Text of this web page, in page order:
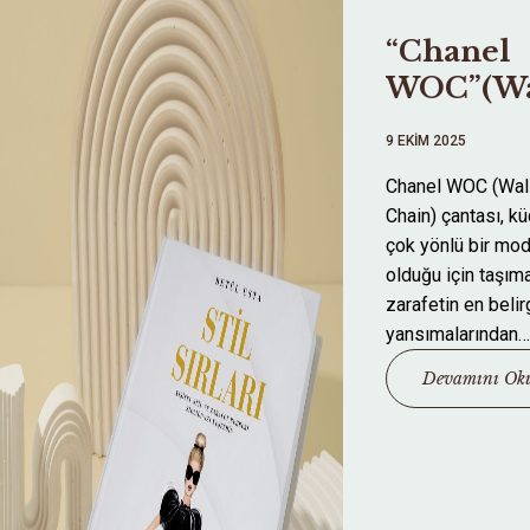
“Chanel
On
Minik
9 EKIM 2025
Chanel WOC
Chain) çantası,
çok yönlü bir
olduğu için
zarafetin en
yansımalarından…
Devamını
ANA SAYFA
HAKKIMDA
DANIŞMANLIK
BLOG